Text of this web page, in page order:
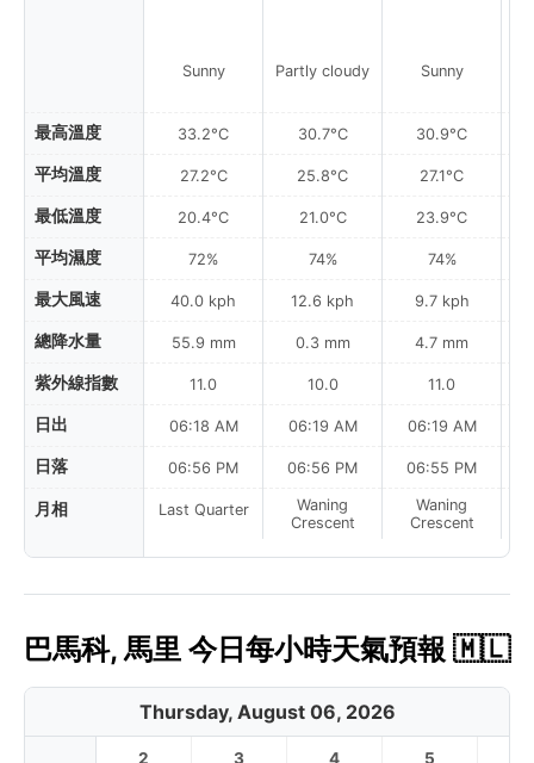
最高溫度
平均溫度
最低溫度
平均濕度
最大風速
總降水量
紫外線指數
日出
日落
月相
Sunny
33.2°C
27.2°C
20.4°C
72%
40.0 kph
55.9 mm
11.0
06:18 AM
06:56 PM
Last Quarter
Partly cloudy
30.7°C
25.8°C
21.0°C
74%
12.6 kph
0.3 mm
10.0
06:19 AM
06:56 PM
Waning
Crescent
Sunny
30.9°C
27.1°C
23.9°C
74%
9.7 kph
4.7 mm
11.0
06:19 AM
06:55 PM
Waning
Crescent
巴馬科, 馬里 今日每小時天氣預報 🇲🇱
Thursday, August 06, 2026
2 3 4 5